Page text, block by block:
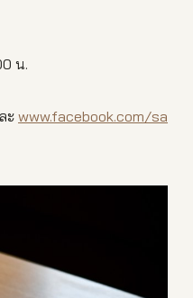
น.
ะwww.facebook.com/sa